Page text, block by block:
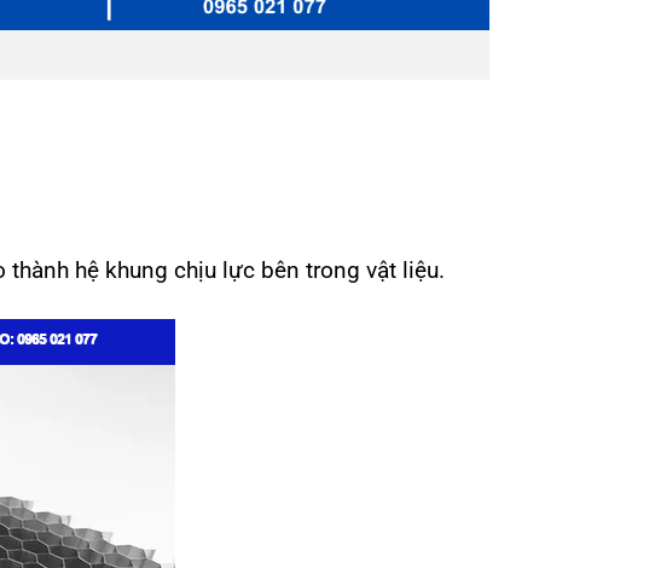
hệ khung chịu lực bên trong vật liệu.